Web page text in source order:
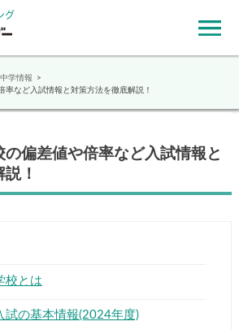
グ
中学情報
率など入試情報と対策方法を徹底解説！
偏差値や倍率など入試情報と
！
校とは
試の基本情報(2024年度)